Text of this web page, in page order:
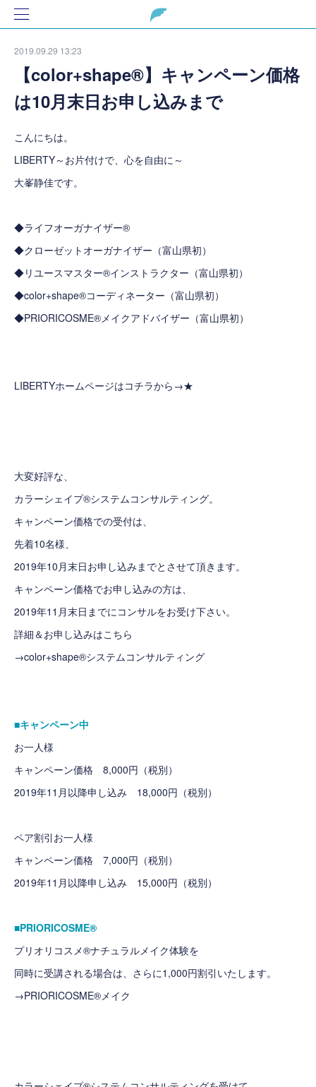
2019.09.29 13:23
【color+shape®】キャンペーン価格
は10月末日お申し込みまで
こんにちは。
LIBERTY～お片付けで、心を自由に～
大峯静佳です。
◆ライフオーガナイザー®
◆クローゼットオーガナイザー（富山県初）
◆リユースマスター®インストラクター（富山県初）
◆color+shape®コーディネーター（富山県初）
◆PRIORICOSME®メイクアドバイザー（富山県初）
LIBERTYホームページはコチラから→★
大変好評な、
カラーシェイプ®システムコンサルティング。
キャンペーン価格での受付は、
先着10名様、
2019年10月末日お申し込みまでとさせて頂きます。
キャンペーン価格でお申し込みの方は、
2019年11月末日までにコンサルをお受け下さい。
詳細＆お申し込みはこちら
→color+shape®システムコンサルティング
■キャンペーン中
お一人様
キャンペーン価格 8,000円（税別）
2019年11月以降申し込み 18,000円（税別）
ペア割引お一人様
キャンペーン価格 7,000円（税別）
2019年11月以降申し込み 15,000円（税別）
■PRIORICOSME®
プリオリコスメ®ナチュラルメイク体験を
同時に受講される場合は、さらに1,000円割引いたします。
→PRIORICOSME®メイク